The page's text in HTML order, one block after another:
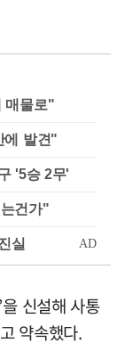
매물로"
에 발견"
'5승 2무'
건가"
신설해 사통
약속했다.